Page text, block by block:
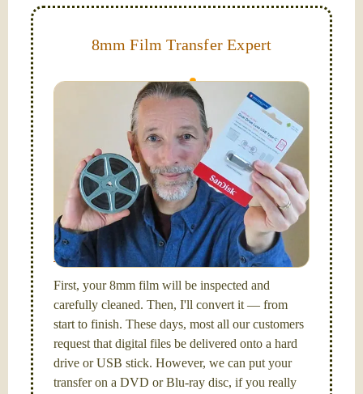
8mm Film Transfer Expert
Simplify - get your films in a "grab and go" format!
We transfer 8mm or Super 8 films onto a handy USB
stick (or hard drive.)
Hello, I'm Nathaniel. My wife Laura and I are
FilmFix — a two person team.
I am the technical expert with adegree in motion
picture and photography, from Brooks Institute,
Santa Barbara, CA.
First, your 8mm film will be inspected and
carefully cleaned. Then, I'll convert it — from
start to finish. These days, most all our customers
request that digital files be delivered onto a hard
drive or USB stick. However, we can put your
transfer on a DVD or Blu-ray disc, if you really